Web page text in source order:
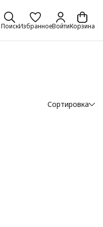
ПоискИзбранноеВойтиКорзина
Сортировка